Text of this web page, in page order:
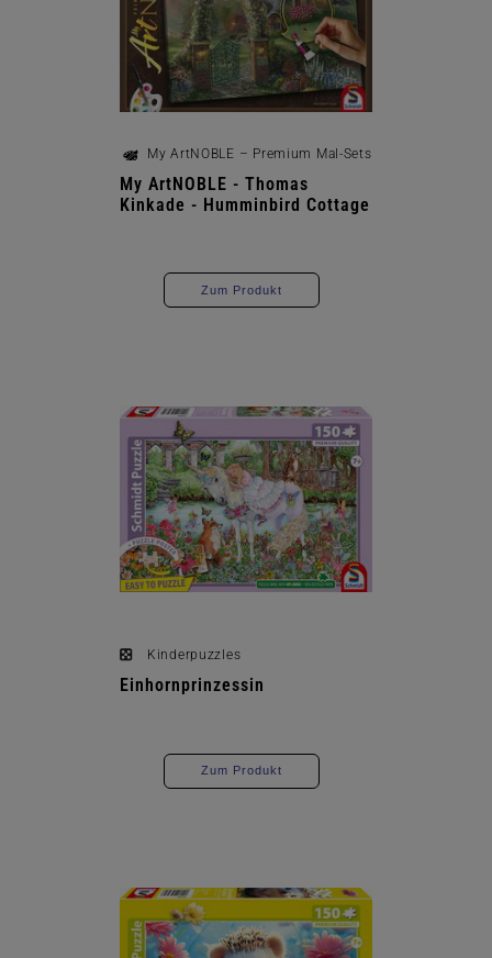
My ArtNOBLE – Premium Mal-Sets
My ArtNOBLE - Thomas
Kinkade - Humminbird Cottage
Zum Produkt
Kinderpuzzles
Einhornprinzessin
Zum Produkt